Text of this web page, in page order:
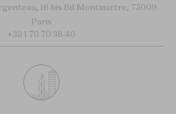
16 bis Bd Montmartre, 75009
Paris
+33 1 70 70 38 40